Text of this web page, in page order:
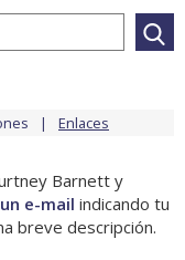
Enlaces
Barnett y
e-mail indicando tu
breve descripción.